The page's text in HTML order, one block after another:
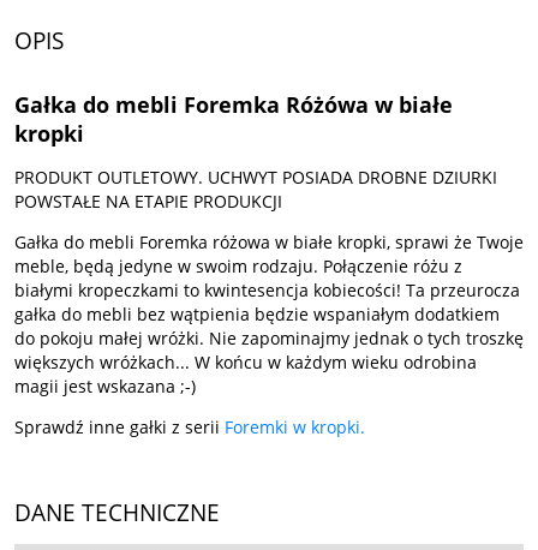
OPIS
Gałka do mebli Foremka Różówa w białe
kropki
PRODUKT OUTLETOWY. UCHWYT POSIADA DROBNE DZIURKI
POWSTAŁE NA ETAPIE PRODUKCJI
Gałka do mebli Foremka różowa w białe kropki, sprawi że Twoje
meble, będą jedyne w swoim rodzaju. Połączenie różu z
białymi kropeczkami to kwintesencja kobiecości! Ta przeurocza
gałka do mebli bez wątpienia będzie wspaniałym dodatkiem
do pokoju małej wróżki. Nie zapominajmy jednak o tych troszkę
większych wróżkach... W końcu w każdym wieku odrobina
magii jest wskazana ;-)
Sprawdź inne gałki z serii Foremki w kropki.
DANE TECHNICZNE